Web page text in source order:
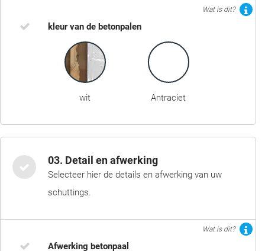
Wat is dit?
kleur van de betonpalen
wit Antraciet
03. Detail en afwerking
Selecteer hier de details en afwerking van uw
schuttings.
Wat is dit?
Afwerking betonpaal